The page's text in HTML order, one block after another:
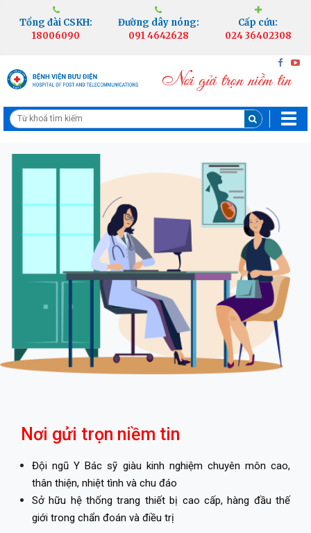
Tổng đài CSKH:
18006090
Đường dây nóng:
091 4642628
Cấp cứu:
024 36402308
Nơi gửi trọn niềm tin
Đội ngũ Y Bác sỹ giàu kinh nghiệm chuyên môn cao,
thân thiện, nhiệt tình và chu đáo
Sở hữu hệ thống trang thiết bị cao cấp, hàng đầu thế
giới trong chẩn đoán và điều trị